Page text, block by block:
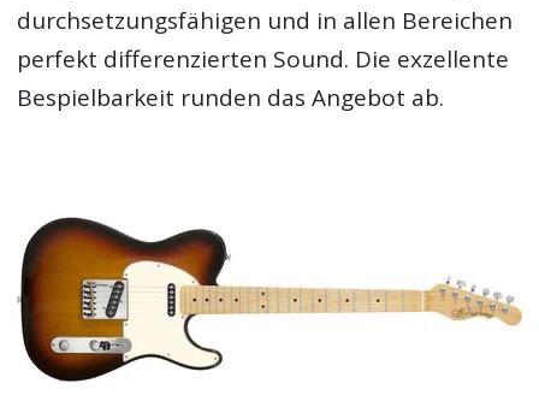
durchsetzungsfähigen und in allen Bereichen
perfekt differenzierten Sound. Die exzellente
Bespielbarkeit runden das Angebot ab.